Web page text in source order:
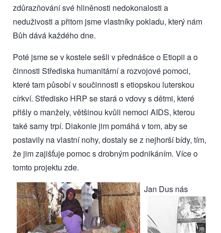
zdůrazňování své hliněnosti nedokonalosti a
neduživosti a přitom jsme vlastníky pokladu, který nám
Bůh dává každého dne.
Poté jsme se v kostele sešli v přednášce o Etiopii a o
činnosti Střediska humanitární a rozvojové pomoci,
které tam působí v součinnosti setiopskou luterskou
církví. Středisko HRP se stará o vdovy s dětmi, které
přišly o manžely, většinou kvůli nemoci AIDS, kterou
také samy trpí. Diakonie jim pomáhá v tom, aby se
postavily na vlastní nohy, dostaly se z nejhorší bídy, tím,
že jim zajišťuje pomoc s drobným podnikáním. Více o
tomto projektu zde.
Jan Dus nás